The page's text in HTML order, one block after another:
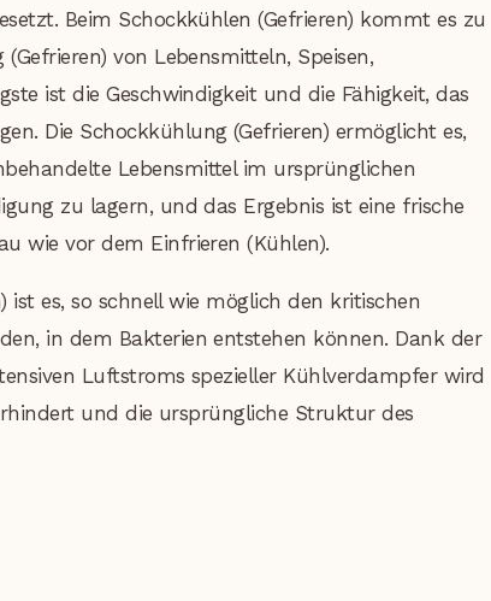
Beim Schockkühlen (Gefrieren) kommt es zu
von Lebensmitteln, Speisen,
ist die Geschwindigkeit und die Fähigkeit, das
Die Schockkühlung (Gefrieren) ermöglicht es,
Lebensmittel im ursprünglichen
zu lagern, und das Ergebnis ist eine frische
wie vor dem Einfrieren (Kühlen).
ist es, so schnell wie möglich den kritischen
in dem Bakterien entstehen können. Dank der
Luftstroms spezieller Kühlverdampfer wird
und die ursprüngliche Struktur des